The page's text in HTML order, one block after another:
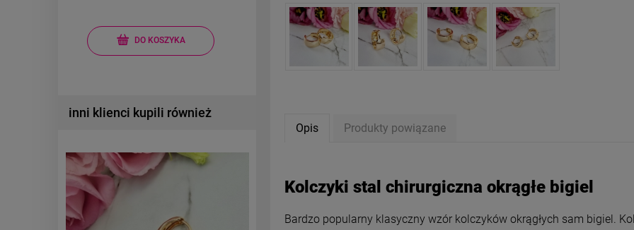
DO KOSZYKA DO KOSZYKA DO KOSZYKA
inni klienci kupili również
Opis Produkty powiązane
Kolczyki stal chirurgiczna okrągłe bigiel
Bardzo popularny klasyczny wzór kolczyków okrągłych sam bigiel.